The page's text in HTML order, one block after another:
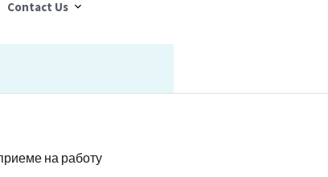
Contact Us
на работу